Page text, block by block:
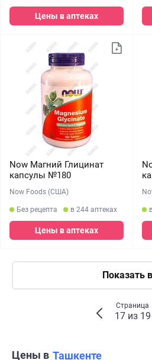
Цены в аптеках
Now Магний Глицинат
капсулы №180
Now Foods (США)
Без рецепта в 244 аптеках
Цены в аптеках
Показать
Страница
17 из 19
Цены в Ташкенте